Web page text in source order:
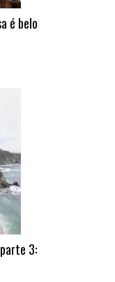
é belo
3: